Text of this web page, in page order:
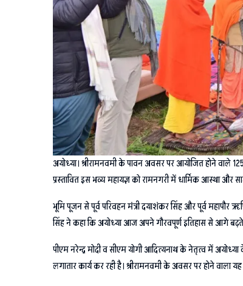
अयोध्या। श्रीरामनवमी के पावन अवसर पर आयोजित होने वाले
प्रस्तावित इस भव्य महायज्ञ को रामनगरी में धार्मिक आस्था और
भूमि पूजन से पूर्व परिवहन मंत्री दयाशंकर सिंह और पूर्व महापौर
सिंह ने कहा कि अयोध्या आज अपने गौरवपूर्ण इतिहास से आगे
पीएम नरेन्द्र मोदी व सीएम योगी आदित्यनाथ के नेतृत्व में
लगातार कार्य कर रही है। श्रीरामनवमी के अवसर पर होने